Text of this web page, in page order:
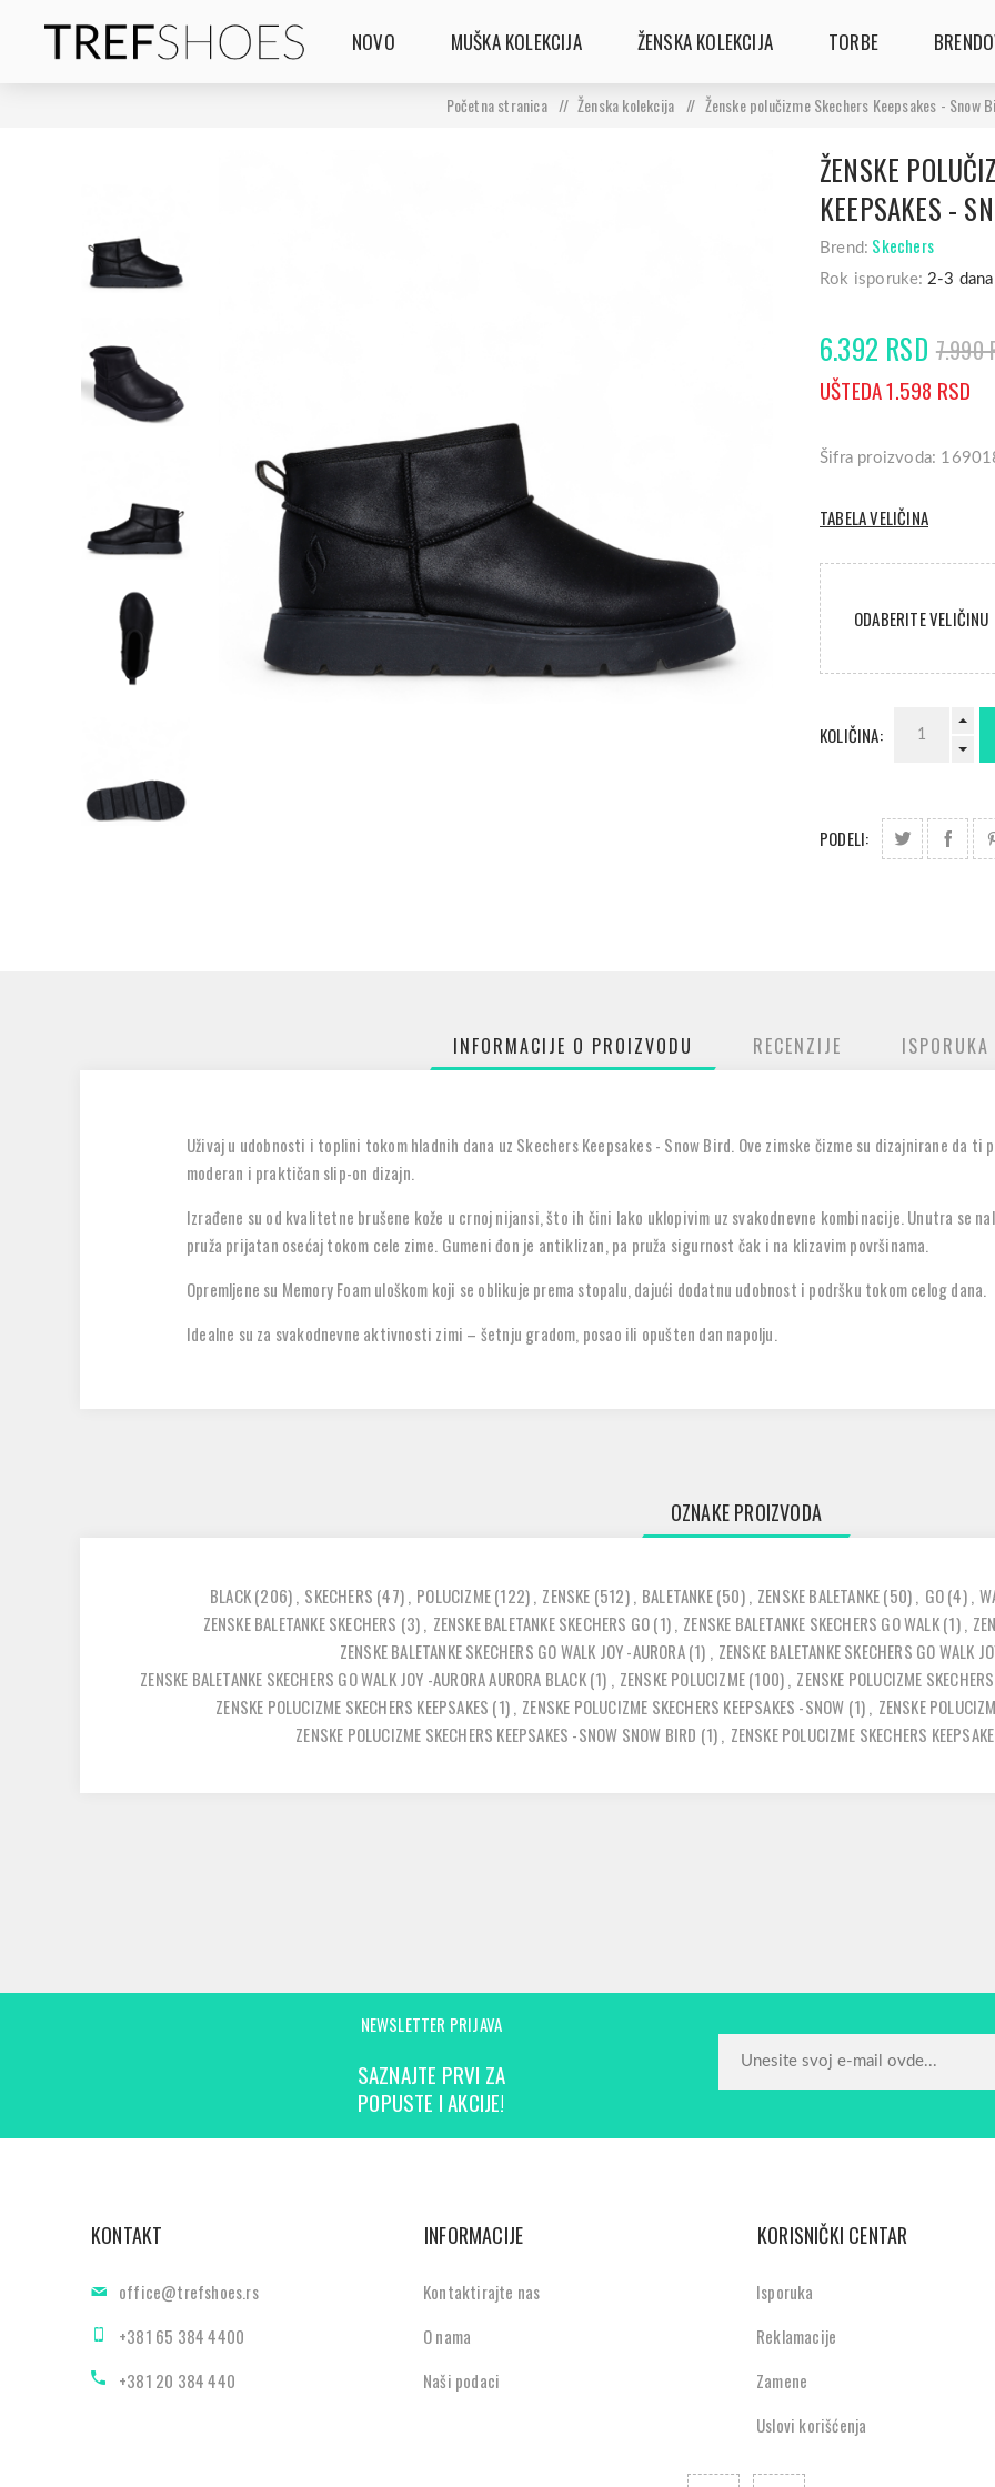
NOVO MUŠKA KOLEKCIJA ŽENSKA KOLEKCIJA TORBE
Početna stranica / Ženska kolekcija / Ženske polučizme Skechers Keepsakes - Snow
ŽENSKE
KEEPSAKES -
Brend: Skechers
Rok isporuke: 2-3 dana
6.392 RSD 7.990
UŠTEDA 1.598 RSD
Šifra proizvoda:
TABELA VELIČINA
ODABERITE VELIČINU
KOLIČINA:
PODELI:
INFORMACIJE O PROIZVODU RECENZIJE ISPORUKA
Uživaj u udobnosti i toplini tokom hladnih dana uz Skechers Keepsakes - Snow Bird. Ove zimske čizme su dizajnirane da
moderan i praktičan slip-on dizajn.
Izrađene su od kvalitetne brušene kože u crnoj nijansi, što ih čini lako uklopivim uz svakodnevne kombinacije. Unutra se
pruža prijatan osećaj tokom cele zime. Gumeni đon je antiklizan, pa pruža sigurnost čak i na klizavim površinama.
Opremljene su Memory Foamuloškom koji se oblikuje prema stopalu, dajući dodatnu udobnost i podršku tokom celog dana.
Idealne su za svakodnevne aktivnosti zimi – šetnju gradom, posao ili opušten dan napolju.
OZNAKE PROIZVODA
BLACK(206), SKECHERS (47), POLUCIZME(122), ZENSKE (512), BALETANKE(50), ZENSKE BALETANKE(50), GO(4),
ZENSKE BALETANKE SKECHERS (3), ZENSKE BALETANKE SKECHERS GO(1), ZENSKE BALETANKE SKECHERS GO WALK(1),
ZENSKE BALETANKE SKECHERS GO WALK JOY -AURORA(1) , ZENSKE BALETANKE SKECHERS GO WALK
ZENSKE BALETANKE SKECHERS GO WALK JOY -AURORA AURORA BLACK(1) , ZENSKE POLUCIZME(100), ZENSKE POLUCIZME SKECHERS
ZENSKE POLUCIZME SKECHERS KEEPSAKES (1), ZENSKE POLUCIZME SKECHERS KEEPSAKES -SNOW (1), ZENSKE
ZENSKE POLUCIZME SKECHERS KEEPSAKES -SNOW SNOW BIRD (1), ZENSKE POLUCIZME SKECHERS
NEWSLETTER PRIJAVA
SAZNAJTE PRVI ZA
POPUSTE I AKCIJE!
KONTAKT
office@trefshoes.rs
+381 65 384 4400
+381 20 384 440
INFORMACIJE
Kontaktirajte nas
O nama
Naši podaci
KORISNIČKI CENTAR
Isporuka
Reklamacije
Zamene
Uslovi korišćenja